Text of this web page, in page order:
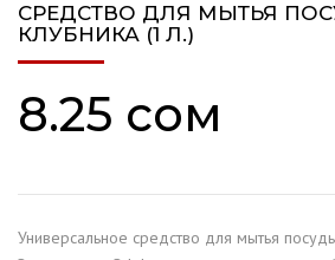
СРЕДСТВО ДЛЯ МЫТЬЯ
КЛУБНИКА (1 Л.)
8.25 сом
Универсальное средство для мытья